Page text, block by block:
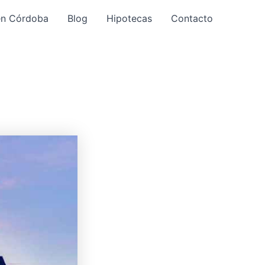
Córdoba Blog Hipotecas Contacto